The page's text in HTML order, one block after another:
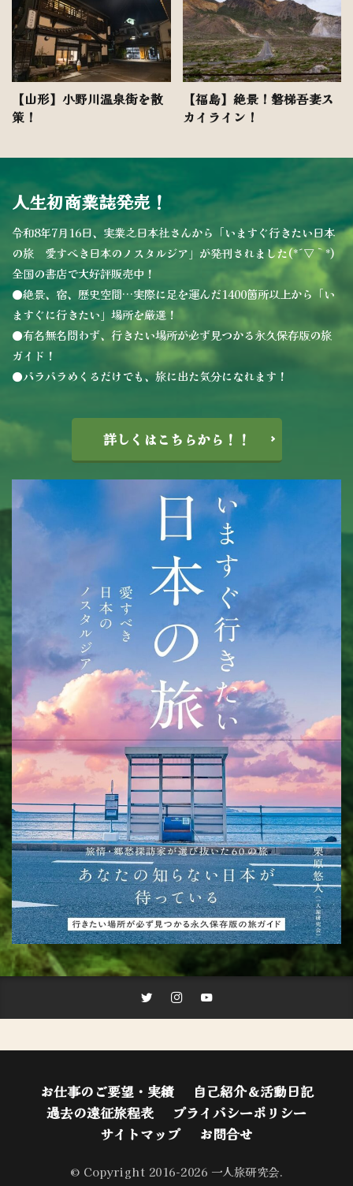
【山形】小野川温泉街を散
策！
【福島】絶景！磐梯吾妻ス
カイライン！
人生初商業誌発売！
令和8年7月16日、実業之日本社さんから「いますぐ行きたい日本
の旅 愛すべき日本のノスタルジア」が発刊されました(*´▽｀*)
全国の書店で大好評販売中！
●絶景、宿、歴史空間…実際に足を運んだ1400箇所以上から「い
ますぐに行きたい」場所を厳選！
●有名無名問わず、行きたい場所が必ず見つかる永久保存版の旅
ガイド！
●パラパラめくるだけでも、旅に出た気分になれます！
詳しくはこちらから！！
お仕事のご要望・実績
自己紹介＆活動日記
過去の遠征旅程表
プライバシーポリシー
サイトマップ
お問合せ
© Copyright 2016-2026 一人旅研究会.